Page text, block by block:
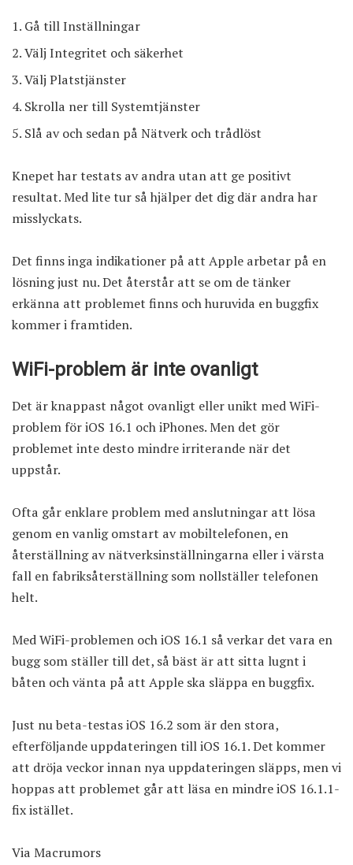
Gå till Inställningar
Välj Integritet och säkerhet
Välj Platstjänster
Skrolla ner till Systemtjänster
Slå av och sedan på Nätverk och trådlöst
Knepet har testats av andra utan att ge positivt
resultat. Med lite tur så hjälper det dig där andra har
misslyckats.
Det finns inga indikationer på att Apple arbetar på en
lösning just nu. Det återstår att se om de tänker
erkänna att problemet finns och huruvida en buggfix
kommer i framtiden.
WiFi-problem är inte ovanligt
Det är knappast något ovanligt eller unikt med WiFi-
problem för iOS 16.1 och iPhones. Men det gör
problemet inte desto mindre irriterande när det
uppstår.
Ofta går enklare problem med anslutningar att lösa
genom en vanlig omstart av mobiltelefonen, en
återställning av nätverksinställningarna eller i värsta
fall en fabriksåterställning som nollställer telefonen
helt.
Med WiFi-problemen och iOS 16.1 så verkar det vara en
bugg som ställer till det, så bäst är att sitta lugnt i
båten och vänta på att Apple ska släppa en buggfix.
Just nu beta-testas iOS 16.2 som är den stora,
efterföljande uppdateringen till iOS 16.1. Det kommer
att dröja veckor innan nya uppdateringen släpps, men vi
hoppas att problemet går att läsa en mindre iOS 16.1.1-
fix istället.
Via Macrumors